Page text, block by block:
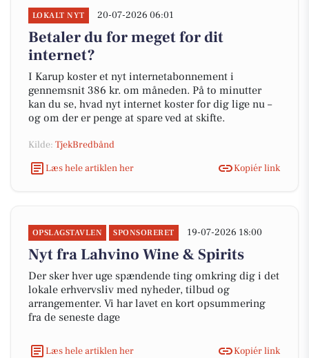
LOKALT NYT 20-07-2026 06:01
Betaler du for meget for dit
internet?
I Karup koster et nyt internetabonnement i
gennemsnit 386 kr. om måneden. På to minutter
kan du se, hvad nyt internet koster for dig lige nu –
og om der er penge at spare ved at skifte.
Kilde: TjekBredbånd
Læs hele artiklen her
Kopiér link
OPSLAGSTAVLEN SPONSORERET 19-07-2026 18:00
Nyt fra Lahvino Wine & Spirits
Der sker hver uge spændende ting omkring dig i det
lokale erhvervsliv med nyheder, tilbud og
arrangementer. Vi har lavet en kort opsummering
fra de seneste dage
Læs hele artiklen her Kopiér link